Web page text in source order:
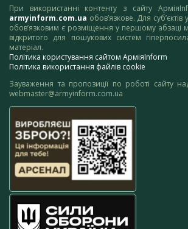
При використанні контенту з сайту
armyinform.com.ua обов’язкове. Для
обов’язковим є розміщення у першому абзаці
відкритого для пошукових систем
матеріал.
Політика користування сайтом АрміяInform
Політика використання файлів cookie
Зауваження та пропозиції по роботі сайту
webmaster@armyinform.com.ua